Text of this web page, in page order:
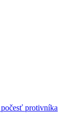
protivníka